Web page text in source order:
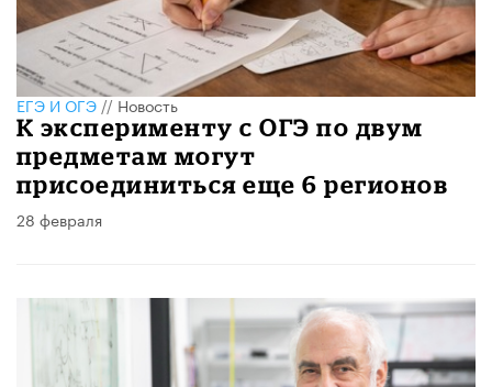
ЕГЭ И ОГЭ//Новость
К эксперименту с ОГЭ по двум
предметам могут
присоединиться еще 6 регионов
28 февраля